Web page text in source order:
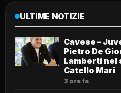
ULTIME NOTIZIE
Cavese –
Pietro De
Lamberti nel
Catello Mari
3 ore fa